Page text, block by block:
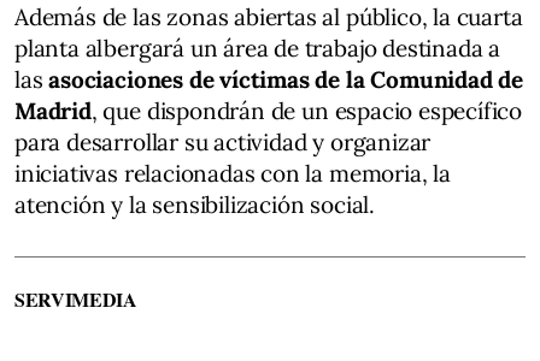
Además de las zonas abiertas al público, la cuarta
planta albergará un área de trabajo destinada a
lasasociaciones de víctimas de la Comunidad de
Madrid, que dispondrán de un espacio específico
para desarrollar su actividad y organizar
iniciativas relacionadas con la memoria, la
atención y la sensibilización social.
SERVIMEDIA